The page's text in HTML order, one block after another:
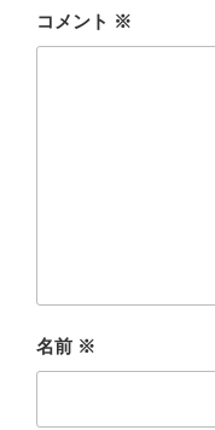
コメント ※
名前 ※